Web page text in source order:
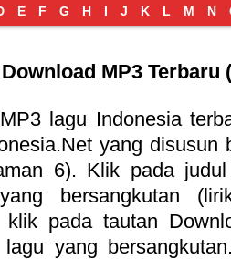
E F G H I J K L M N
Download MP3 Terbaru
lagu Indonesia
yang disusun
6). Klik pada
bersangkutan
klik pada tautan
yang